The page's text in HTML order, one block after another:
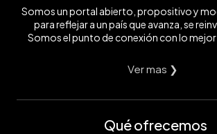
Somos un portal abierto, propositivo y
para reflejar a un país que avanza, se
Somos el punto de conexión con lo mejor
Ver mas ❯
Qué ofrecemos